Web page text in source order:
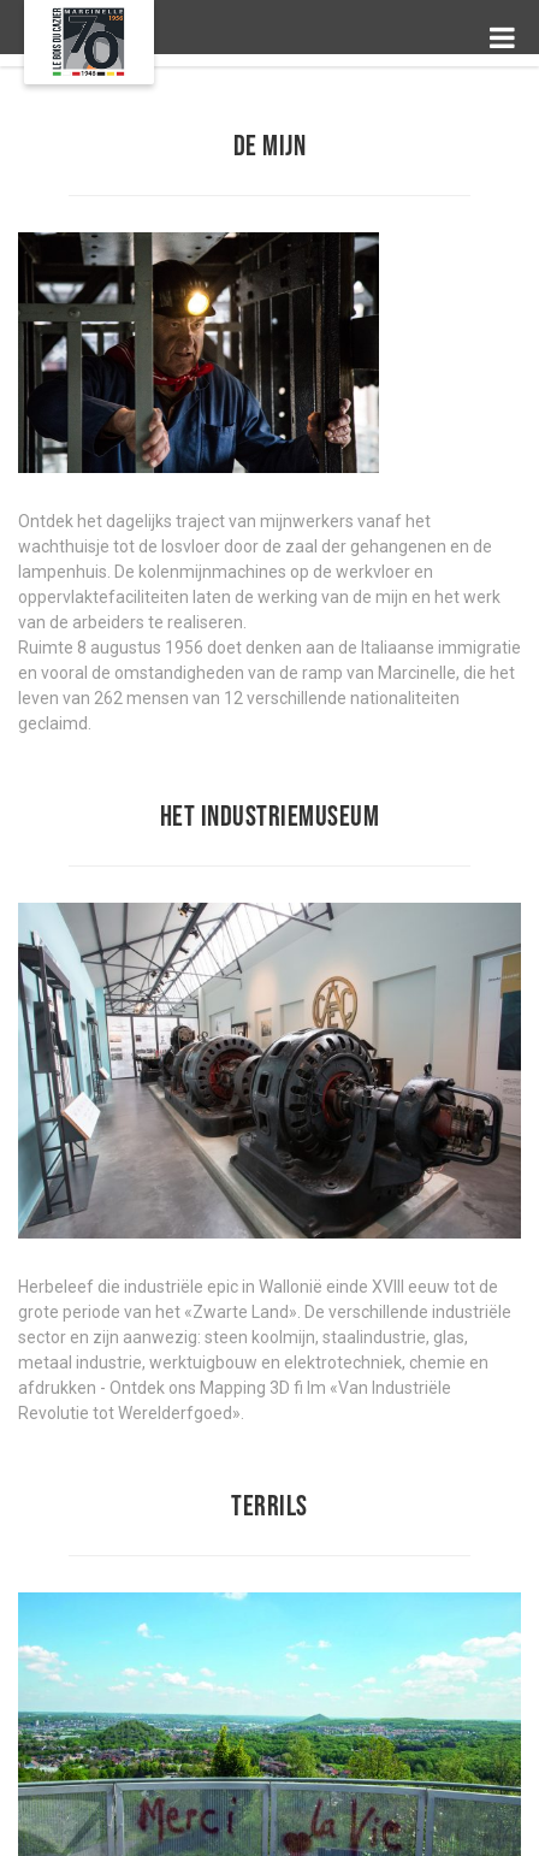
De MIJN
Ontdek het dagelijks traject van mijnwerkers vanaf het
wachthuisje tot de losvloer door de zaal der gehangenen en de
lampenhuis. De kolenmijnmachines op de werkvloer en
oppervlaktefaciliteiten laten de werking van de mijn en het werk
van de arbeiders te realiseren.
Ruimte 8 augustus 1956 doet denken aan de Italiaanse immigratie
en vooral de omstandigheden van de ramp van Marcinelle, die het
leven van 262 mensen van 12 verschillende nationaliteiten
geclaimd.
Het industriemuseum
Herbeleef die industriële epic in Wallonië einde XVIII eeuw tot de
grote periode van het «Zwarte Land». De verschillende industriële
sector en zijn aanwezig: steen koolmijn, staalindustrie, glas,
metaal industrie, werktuigbouw en elektrotechniek, chemie en
afdrukken - Ontdek ons Mapping 3D fi lm «Van Industriële
Revolutie tot Werelderfgoed».
Terrils